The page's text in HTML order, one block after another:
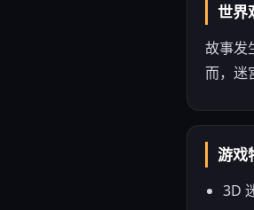
世界
故事发
而，迷
游戏
3D